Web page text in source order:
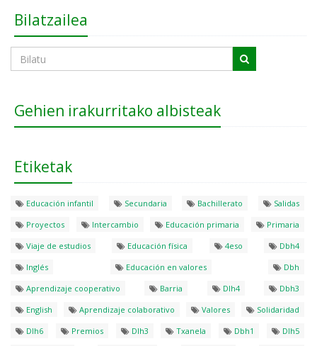
Bilatzailea
Gehien irakurritako albisteak
Etiketak
Educación infantil Secundaria Bachillerato
Salidas
Proyectos
Intercambio Educación primaria
Primaria
Viaje de estudios
Educación física 4eso
Dbh4
Inglés
Educación en valores
Dbh
Aprendizaje cooperativo
Barria Dlh4
Dbh3
English
Aprendizaje colaborativo Valores
Solidaridad
Dlh6
Premios Dlh3 Txanela Dbh1
Dlh5